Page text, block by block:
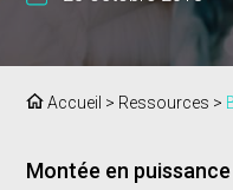
Accueil > Ressources >
Montée en